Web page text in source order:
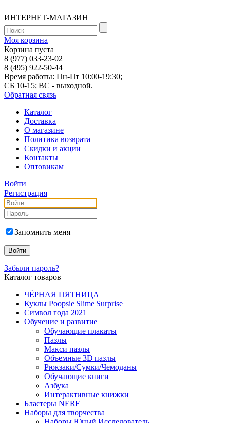
ИНТЕРНЕТ-МАГАЗИН
Моя корзина
Корзина пуста
8 (977) 033-23-02
8 (495) 922-50-44
Время работы: Пн-Пт 10:00-19:30;
СБ 10-15; ВС - выходной.
Обратная связь
Каталог
Доставка
О магазине
Политика возврата
Скидки и акции
Контакты
Оптовикам
Войти
Регистрация
Запомнить меня
Забыли пароль?
Каталог товаров
ЧЁРНАЯ ПЯТНИЦА
Куклы Poopsie Slime Surprise
Символ года 2021
Обучение и развитие
Обучающие плакаты
Пазлы
Макси пазлы
Объемные 3D пазлы
Рюкзаки/Сумки/Чемоданы
Обучающие книги
Азбука
Интерактивные книжки
Бластеры NERF
Наборы для творчества